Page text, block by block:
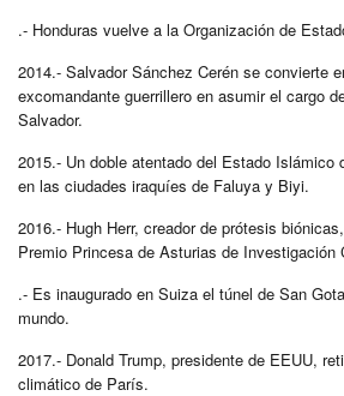
.- Honduras vuelve a la Organización de
2014.- Salvador Sánchez Cerén se convierte
excomandante guerrillero en asumir el cargo
Salvador.
2015.- Un doble atentado del Estado Islámico
en las ciudades iraquíes de Faluya y Biyi.
2016.- Hugh Herr, creador de prótesis
Premio Princesa de Asturias de Investigación
.- Es inaugurado en Suiza el túnel de San
mundo.
2017.- Donald Trump, presidente de EEUU,
climático de París.